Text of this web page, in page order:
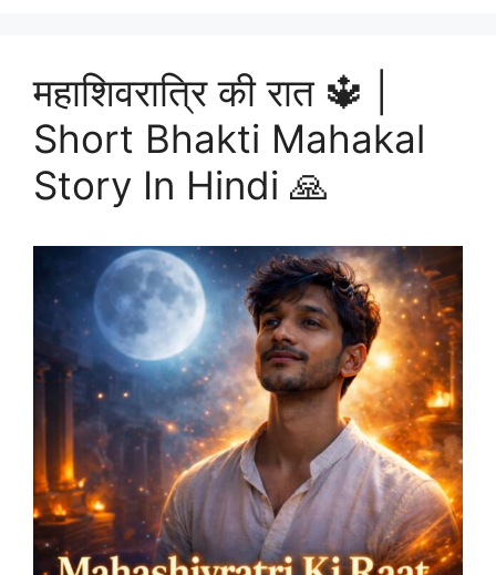
महाशिवरात्रि की रात 🔱 |
Short Bhakti Mahakal
Story In Hindi 🙏